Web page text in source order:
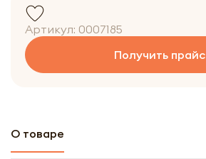
Артикул: 0007185
Получить прайс
О товаре